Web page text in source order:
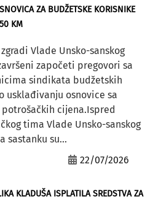
ZA BUDŽETSKE KORISNIKE
KM
zgradi Vlade Unsko-sanskog
započeti pregovori sa
sindikata budžetskih
usklađivanju osnovice sa
cijena.Ispred
tima Vlade Unsko-sanskog
sastanku su...
22/07/2026
KLADUŠA ISPLATILA SREDSTVA ZA